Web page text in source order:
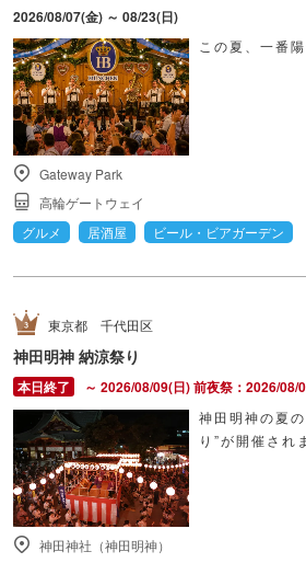
2026/08/07(金) ～ 08/23(日)
この夏、一番
Gateway Park
高輪ゲートウェイ
グルメ
居酒屋 ビール・ビアガーデン
東京都 千代田区
神田明神 納涼祭り
～ 2026/08/09(日) 前夜祭：2026/08/06(木) 神田明神納
神田明神の夏
り”が開催され
神田神社（神田明神）